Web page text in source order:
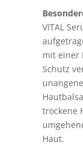
VITAL
mit einer
Schutz
trockene
Haut.